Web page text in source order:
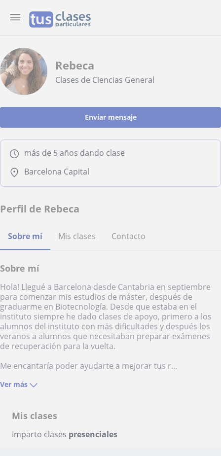
Rebeca
Clases de Ciencias General
Enviar mensaje
más de 5 años dando clase
Barcelona Capital
Perfil de Rebeca
Sobre mí Mis clases Contacto
Sobre mí
Hola! Llegué a Barcelona desde Cantabria en septiembre
para comenzar mis estudios de máster, después de
graduarme en Biotecnología. Desde que estaba en el
instituto siempre he dado clases de apoyo, primero a los
alumnos del instituto con más dificultades y después los
veranos a alumnos que necesitaban preparar exámenes
de recuperación para la vuelta.
Me encantaría poder ayudarte a mejorar tus r...
Ver más
Mis clases
Imparto clases presenciales